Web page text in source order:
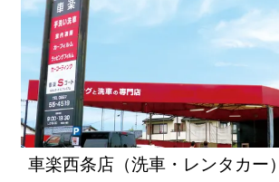
車楽西条店（洗車・レンタカー）